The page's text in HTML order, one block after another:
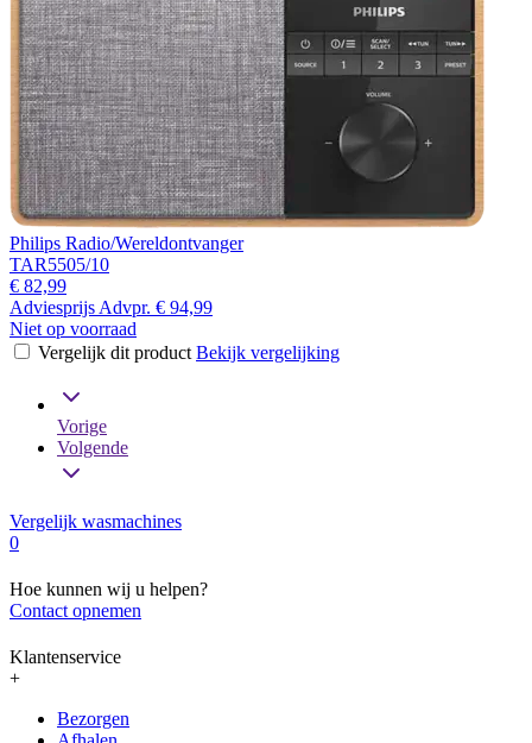
Philips Radio/Wereldontvanger
TAR5505/10
€ 82,99
Adviesprijs Advpr. € 94,99
Niet op voorraad
Vergelijk dit product Bekijk vergelijking
Vorige
Volgende
Vergelijk wasmachines
0
Hoe kunnen wij u helpen?
Contact opnemen
Klantenservice
+
Bezorgen